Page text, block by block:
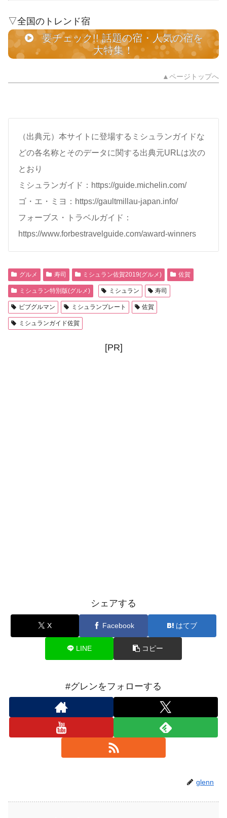
▽全国のトレンド宿
要チェック!! 話題の宿・人気の宿を
大特集！
▲ページトップへ
（出典元）本サイトに登場するミシュランガイドな
どの各名称とそのデータに関する出典元URLは次の
とおり
ミシュランガイド：https://guide.michelin.com/
ゴ・エ・ミヨ：https://gaultmillau-japan.info/
フォーブス・トラベルガイド：
https://www.forbestravelguide.com/award-winners
グルメ 寿司 ミシュラン佐賀2019(グルメ) 佐賀
ミシュラン特別版(グルメ) ミシュラン 寿司
ビブグルマン ミシュランプレート 佐賀
ミシュランガイド佐賀
[PR]
シェアする
X Facebook はてブ
LINE コピー
#グレンをフォローする
glenn